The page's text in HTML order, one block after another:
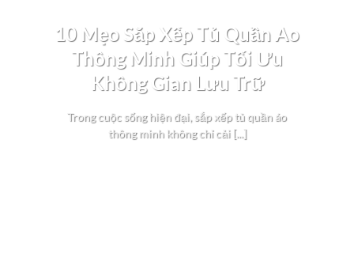
10 Mẹo Sắp Xếp Tủ Quần Áo
Thông Minh Giúp Tối Ưu
Không Gian Lưu Trữ
Trong cuộc sống hiện đại, sắp xếp tủ quần áo
thông minh không chỉ cải [...]